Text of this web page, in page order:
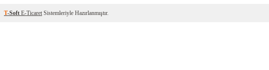
T-Soft E-Ticaret Sistemleriyle Hazırlanmıştır.